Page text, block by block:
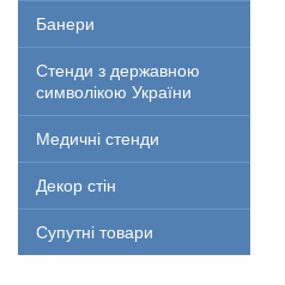
Банери
Стенди з державною
символікою України
Медичні стенди
Декор стін
Супутні товари